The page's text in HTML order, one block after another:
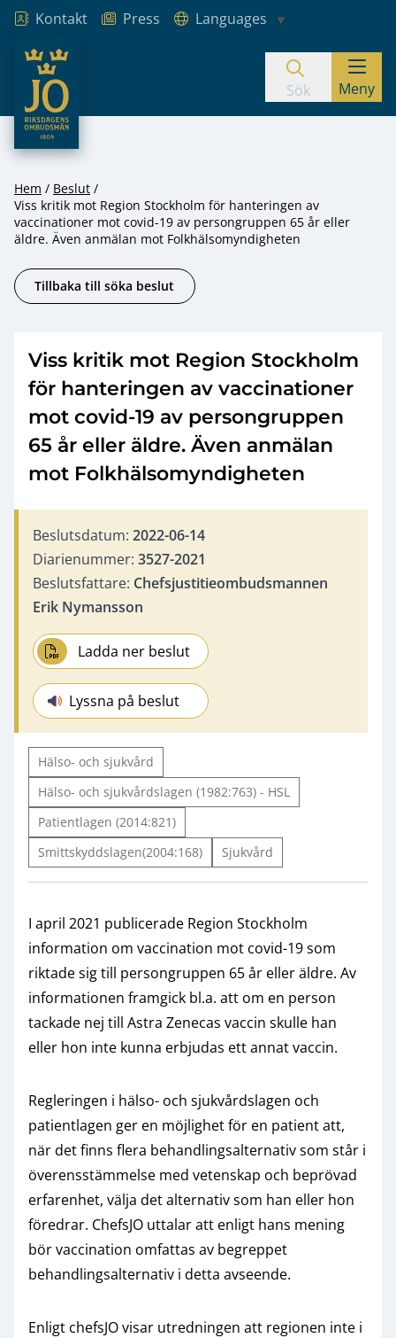
Hoppa till innehåll
Kontakt Press
Languages
JO – Riksdagens Ombudsmän
Sök Meny
Hem
Beslut
Viss kritik mot Region Stockholm för hanteringen av
vaccinationer mot covid-19 av persongruppen 65 år eller
äldre. Även anmälan mot Folkhälsomyndigheten
Tillbaka till söka beslut
Viss kritik mot Region Stockholm
för hanteringen av vaccinationer
mot covid-19 av persongruppen
65 år eller äldre. Även anmälan
mot Folkhälsomyndigheten
Beslutsdatum: 2022-06-14
Diarienummer: 3527-2021
Beslutsfattare: Chefsjustitieombudsmannen
Erik Nymansson
Ladda ner beslut
Lyssna på beslut
Hälso- och sjukvård
Hälso- och sjukvårdslagen (1982:763) - HSL
Patientlagen (2014:821)
Smittskyddslagen(2004:168)
Sjukvård
I april 2021 publicerade Region Stockholm
information om vaccination mot covid-19 som
riktade sig till persongruppen 65 år eller äldre. Av
informationen framgick bl.a. att om en person
tackade nej till Astra Zenecas vaccin skulle han
eller hon inte kunna erbjudas ett annat vaccin.
Regleringen i hälso- och sjukvårdslagen och
patientlagen ger en möjlighet för en patient att,
när det finns flera behandlingsalternativ som står i
överensstämmelse med vetenskap och beprövad
erfarenhet, välja det alternativ som han eller hon
föredrar. ChefsJO uttalar att enligt hans mening
bör vaccination omfattas av begreppet
behandlingsalternativ i detta avseende.
Enligt chefsJO visar utredningen att regionen inte i